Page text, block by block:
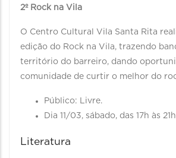
2º Rock na Vila
O Centro Cultural Vila Santa Rita
edição do Rock na Vila, trazendo
território do barreiro, dando
comunidade de curtir o melhor do
Público: Livre.
Dia 11/03, sábado, das 17h às
Literatura